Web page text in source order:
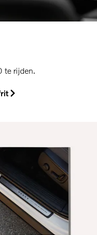
te rijden.